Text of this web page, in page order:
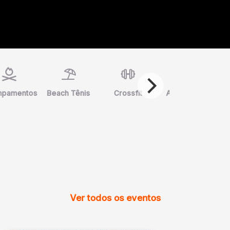
Beach Tênis Crossfit Arte Marcial
Ver todos os eventos